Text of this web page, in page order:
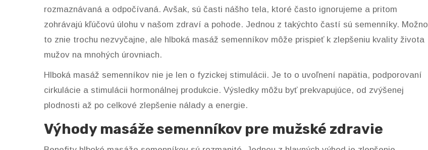
rozmaznávaná a odpočívaná. Avšak, sú časti nášho tela, ktoré často ignorujeme a pritom
zohrávajú kľúčovú úlohu v našom zdraví a pohode. Jednou z takýchto častí sú semenníky. Možno
to znie trochu nezvyčajne, ale hlboká masáž semenníkov môže prispieť k zlepšeniu kvality života
mužov na mnohých úrovniach.
Hlboká masáž semenníkov nie je len o fyzickej stimulácii. Je to o uvoľnení napätia, podporovaní
cirkulácie a stimulácii hormonálnej produkcie. Výsledky môžu byť prekvapujúce, od zvýšenej
plodnosti až po celkové zlepšenie nálady a energie.
Výhody masáže semenníkov pre mužské zdravie